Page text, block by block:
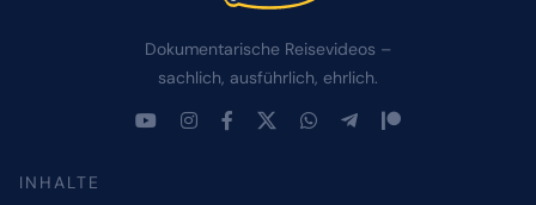
Dokumentarische Reisevideos –
sachlich, ausführlich, ehrlich.
INHALTE